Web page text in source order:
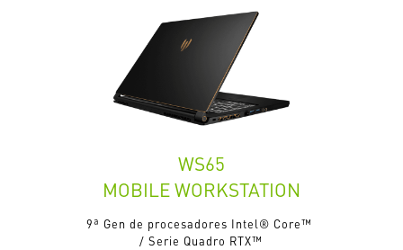
WS65
MOBILE WORKSTATION
9ª Gen de procesadores Intel® Core™
/ Serie Quadro RTX™